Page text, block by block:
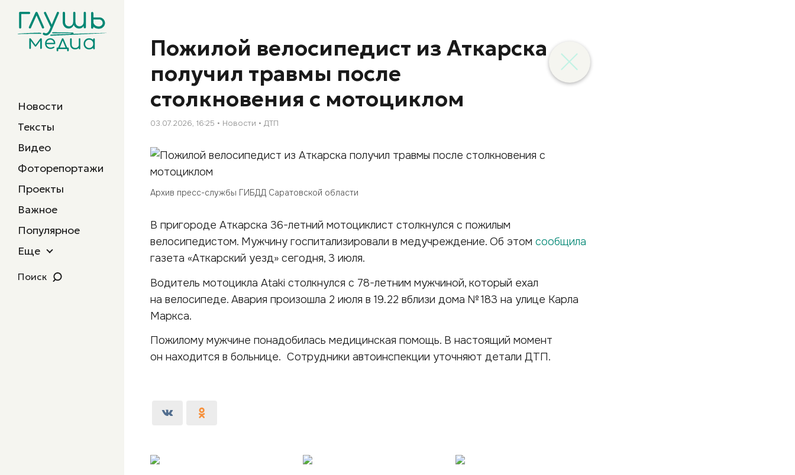
Новости
Тексты
Видео
Фоторепортажи
Проекты
Важное
Популярное
Еще
Поиск
Пожилой велосипедист из Аткарска
получил травмы после
столкновения с мотоциклом
03.07.2026, 16:25 Новости ДТП
Архив пресс-службы ГИБДД Саратовской области
В пригороде Аткарска 36-летний мотоциклист столкнулся с пожилым
велосипедистом. Мужчину госпитализировали в медучреждение. Об этом сообщила
газета «Аткарский уезд» сегодня, 3 июля.
Водитель мотоцикла Ataki столкнулся с 78-летним мужчиной, который ехал
на велосипеде. Авария произошла 2 июля в 19.22 вблизи дома № 183 на улице Карла
Маркса.
Пожилому мужчине понадобилась медицинская помощь. В настоящий момент
он находится в больнице. Сотрудники автоинспекции уточняют детали ДТП.